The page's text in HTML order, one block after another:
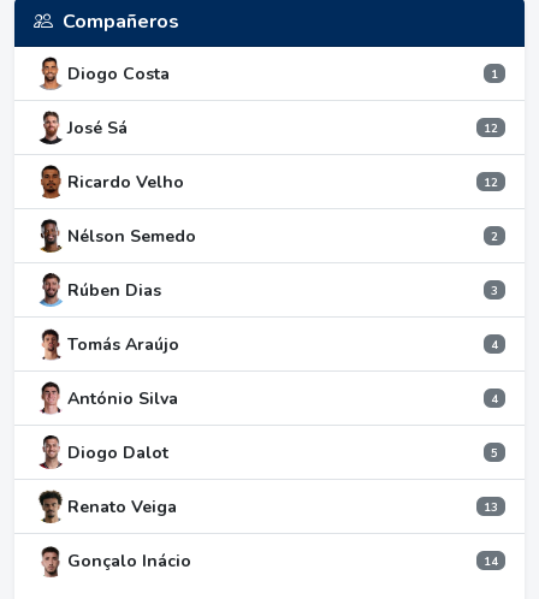
Compañeros
Diogo Costa 1
José Sá 12
Ricardo Velho 12
Nélson Semedo 2
Rúben Dias 3
Tomás Araújo 4
António Silva 4
Diogo Dalot 5
Renato Veiga 13
Gonçalo Inácio 14